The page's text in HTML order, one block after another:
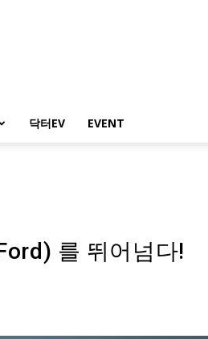
닥터EV EVENT
를 뛰어넘다!